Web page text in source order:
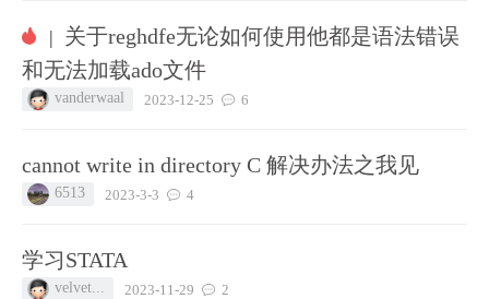
| 关于reghdfe无论如何使用他都是语法错误
和无法加载ado文件
vanderwaal 2023-12-25 6
cannot write in directory C 解决办法之我见
6513 2023-3-3 4
学习STATA
velvet... 2023-11-29 2